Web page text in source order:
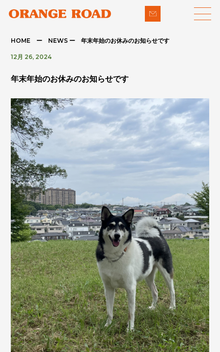
LINE-UP
- 輸入車
- パイクカー
NEWS
COMPANY
PRIVACY POLICY
- 納車までの流れ
- 整備・修理
- 下取り買取
- アフターメンテナンス
お問い合わせはこちらから
ORANGE ROAD
IMPORT CAR
輸入車
PIKE CAR
パイクカー
HOME ー NEWS ー 年末年始のお休みのお知らせです
12月 26, 2024
年末年始のお休みのお知らせです